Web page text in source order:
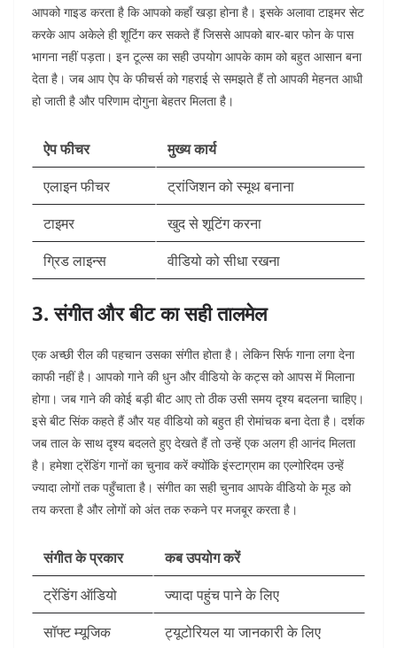
आपको गाइड करता है कि आपको कहाँ खड़ा होना है। इसके अलावा टाइमर सेट
करके आप अकेले ही शूटिंग कर सकते हैं जिससे आपको बार-बार फोन के पास
भागना नहीं पड़ता। इन टूल्स का सही उपयोग आपके काम को बहुत आसान बना
देता है। जब आप ऐप के फीचर्स को गहराई से समझते हैं तो आपकी मेहनत आधी
हो जाती है और परिणाम दोगुना बेहतर मिलता है।
ऐप फीचर
मुख्य कार्य
एलाइन फीचर
ट्रांजिशन को स्मूथ बनाना
टाइमर
खुद से शूटिंग करना
ग्रिड लाइन्स
वीडियो को सीधा रखना
3. संगीत और बीट का सही तालमेल
एक अच्छी रील की पहचान उसका संगीत होता है। लेकिन सिर्फ गाना लगा देना
काफी नहीं है। आपको गाने की धुन और वीडियो के कट्स को आपस में मिलाना
होगा। जब गाने की कोई बड़ी बीट आए तो ठीक उसी समय दृश्य बदलना चाहिए।
इसे बीट सिंक कहते हैं और यह वीडियो को बहुत ही रोमांचक बना देता है। दर्शक
जब ताल के साथ दृश्य बदलते हुए देखते हैं तो उन्हें एक अलग ही आनंद मिलता
है। हमेशा ट्रेंडिंग गानों का चुनाव करें क्योंकि इंस्टाग्राम का एल्गोरिदम उन्हें
ज्यादा लोगों तक पहुँचाता है। संगीत का सही चुनाव आपके वीडियो के मूड को
तय करता है और लोगों को अंत तक रुकने पर मजबूर करता है।
संगीत के प्रकार
कब उपयोग करें
ट्रेंडिंग ऑडियो
ज्यादा पहुंच पाने के लिए
सॉफ्ट म्यूजिक
ट्यूटोरियल या जानकारी के लिए